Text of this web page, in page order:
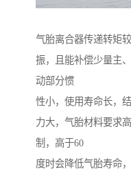
气胎离合器传递转矩
振，且能补偿少量主
动部分惯
性小，使用寿命长，
力大，气胎材料要求
制，高于60
度时会降低气胎寿命